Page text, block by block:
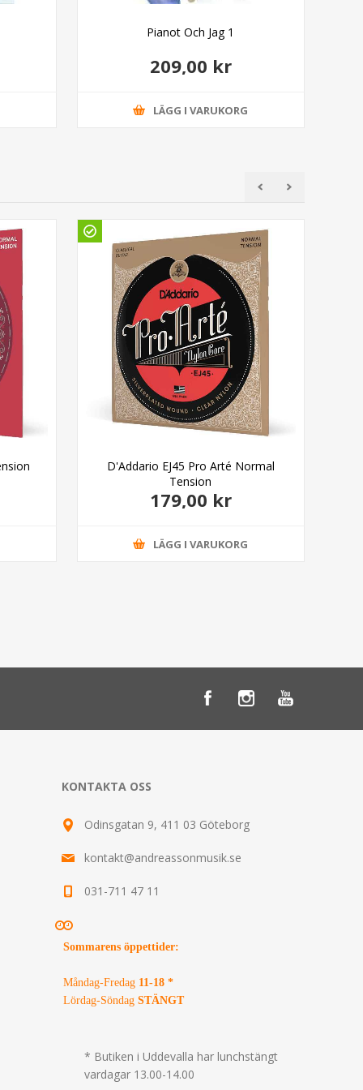
Pianot Och Jag 1
209,00 kr
LÄGG I VARUKORG
D'Addario EJ45 Pro Arté Normal
Tension
179,00 kr
LÄGG I VARUKORG
KONTAKTA OSS
Odinsgatan 9, 411 03 Göteborg
kontakt@andreassonmusik.se
031-711 47 11
Sommarens öppettider:
Måndag-Fredag 11-18 *
Lördag-Söndag STÄNGT
* Butiken i Uddevalla har lunchstängt
vardagar 13.00-14.00